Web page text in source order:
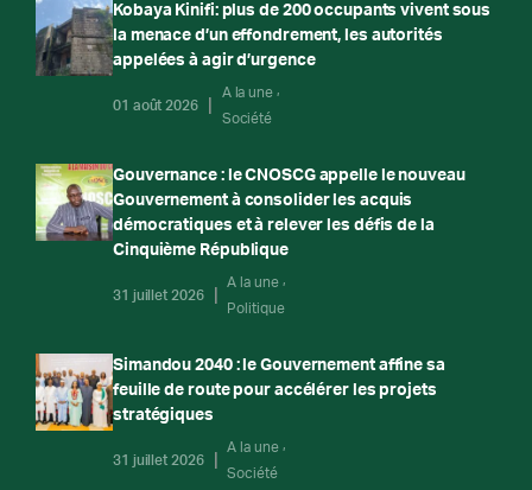
Kobaya Kinifi: plus de 200 occupants vivent sous
la menace d’un effondrement, les autorités
appelées à agir d’urgence
01 août 2026
A la une
Société
Gouvernance : le CNOSCG appelle le nouveau
Gouvernement à consolider les acquis
démocratiques et à relever les défis de la
Cinquième République
31 juillet 2026
A la une
Politique
Simandou 2040 : le Gouvernement affine sa
feuille de route pour accélérer les projets
stratégiques
31 juillet 2026
A la une
Société